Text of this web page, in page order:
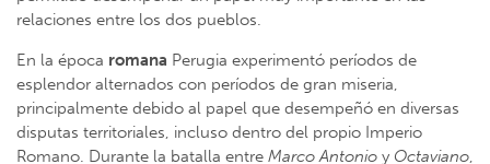
relaciones entre los dos pueblos.
En la época romana Perugia experimentó períodos de
esplendor alternados con períodos de gran miseria,
principalmente debido al papel que desempeñó en diversas
disputas territoriales, incluso dentro del propio Imperio
Romano. Durante la batalla entre Marco Antonio y Octaviano,